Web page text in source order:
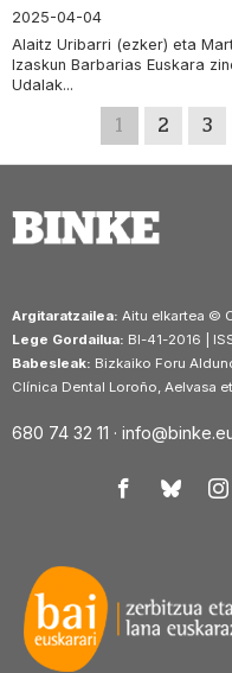
2025-04-04
Alaitz Uribarri (ezker) eta
Izaskun Barbarias Euskara
Udalak...
1 2 3
Argitaratzailea: Aitu elkartea ©
Lege Gordailua: BI-41-2016 |
Babesleak: Bizkaiko Foru
Clínica Dental Loroño, Aelvasa
680 74 32 11 ·